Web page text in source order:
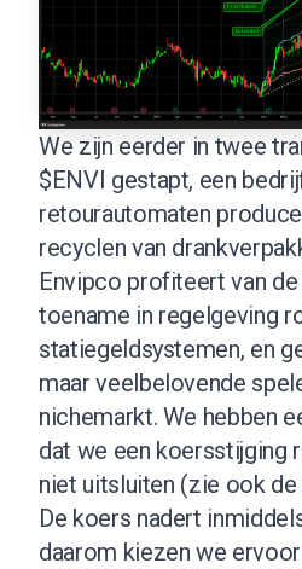
We zijn eerder in twee
$ENVI gestapt, een
retourautomaten
recyclen van
Envipco profiteert van
toename in regelgeving
statiegeldsystemen, en
maar veelbelovende
nichemarkt. We hebben
dat we een koersstijging
niet uitsluiten (zie ook de
De koers nadert
daarom kiezen we